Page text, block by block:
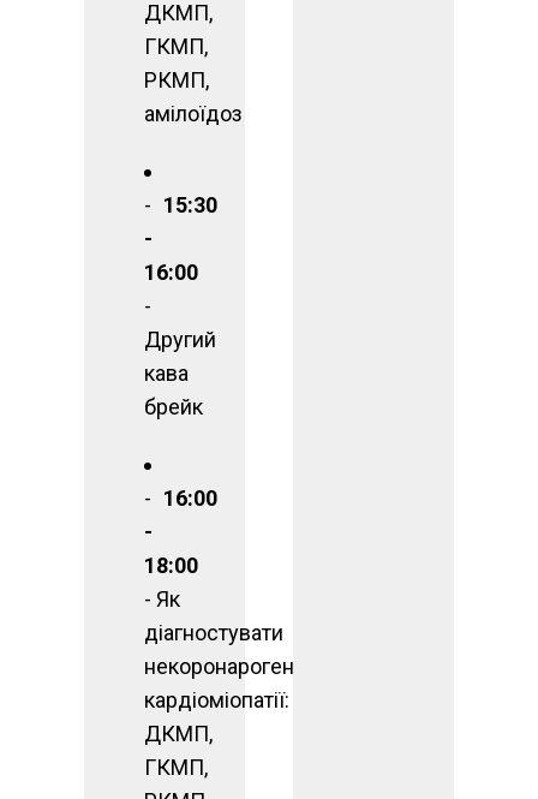
ДКМП,
ГКМП,
РКМП,
амілоїдоз
15:30
-
16:00
-
Другий
кава
брейк
16:00
-
18:00
- Як
діагностувати
некоронарогенні
кардіоміопатії:
ДКМП,
ГКМП,